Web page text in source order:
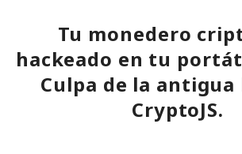
Tu monedero
hackeado en tu
Culpa de la
CryptoJS.